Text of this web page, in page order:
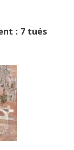
: 7 tués